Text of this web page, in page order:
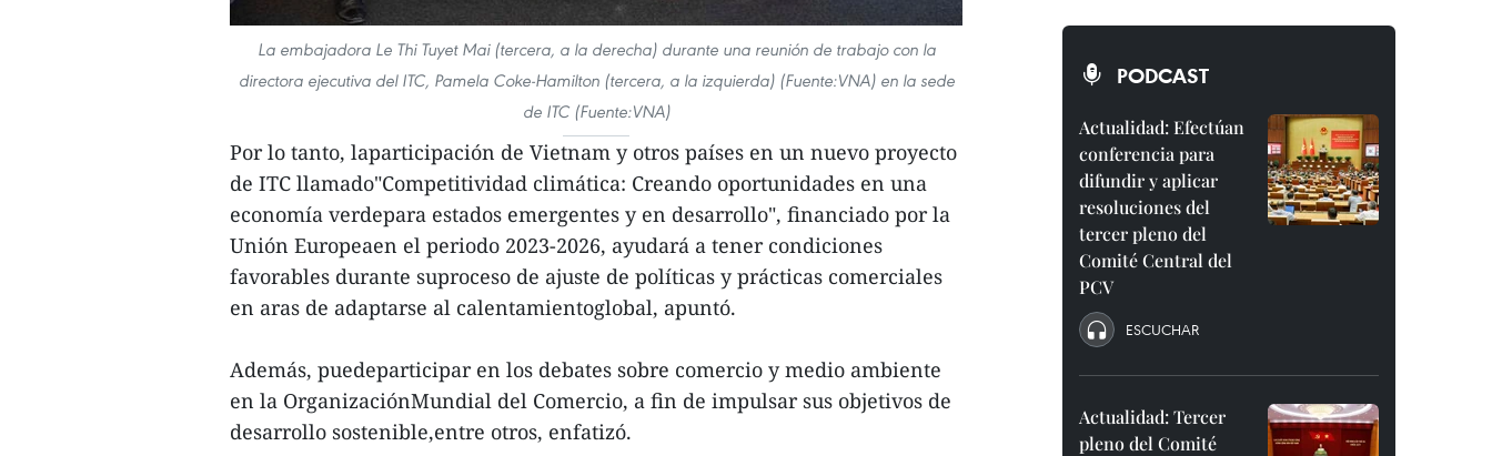
La embajadora Le Thi Tuyet Mai (tercera, a la derecha) durante una reunión de trabajo con la
directora ejecutiva del ITC, Pamela Coke-Hamilton (tercera, a la izquierda) (Fuente:VNA) en la sede
de ITC (Fuente:VNA)
Por lo tanto, laparticipación de Vietnam y otros países en un nuevo proyecto
de ITC llamado"Competitividad climática: Creando oportunidades en una
economía verdepara estados emergentes y en desarrollo", financiado por la
Unión Europeaen el periodo 2023-2026, ayudará a tener condiciones
favorables durante suproceso de ajuste de políticas y prácticas comerciales
en aras de adaptarse al calentamientoglobal, apuntó.
Además, puedeparticipar en los debates sobre comercio y medio ambiente
en la OrganizaciónMundial del Comercio, a fin de impulsar sus objetivos de
desarrollo sostenible,entre otros, enfatizó.
PODCAST
Actualidad: Efectúan
conferencia para
difundir y aplicar
resoluciones del
tercer pleno del
Comité Central del
PCV
ESCUCHAR
Actualidad: Tercer
pleno del Comité